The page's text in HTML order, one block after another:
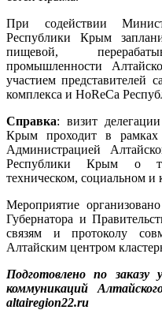
При содействии
Республики Крым
пищевой,
промышленности
участием представителей
комплекса и HoReCa
Справка: визит
Крым проходит в рамках
Администрацией
Республики Крым о
техническом, социальном и
Мероприятие
Губернатора и
связям и протоколу
Алтайским центром
Подготовлено по заказу
коммуникаций
altairegion22.ru